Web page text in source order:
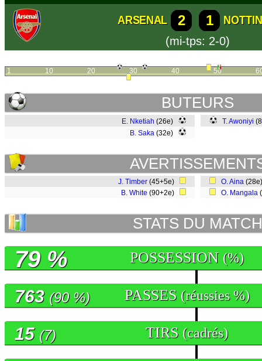
ARSENAL 2 1
(mi-tps: 2-0)
1 10 20 30 40 50
BUTEURS
E. Nketiah (26e)
B. Saka (32e)
T. Awoniyi
J. Timber (45+5e)
B. White (90+2e)
O. Aina
O. Mangala
STATS DU MATCH
POSSESSION (%)
79 %
PASSES (réussies %)
763 (90 %)
TIRS (cadrés)
15 (7)